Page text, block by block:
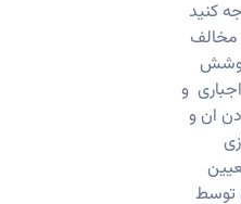
کنید
مخالف
و
ان و
توسط